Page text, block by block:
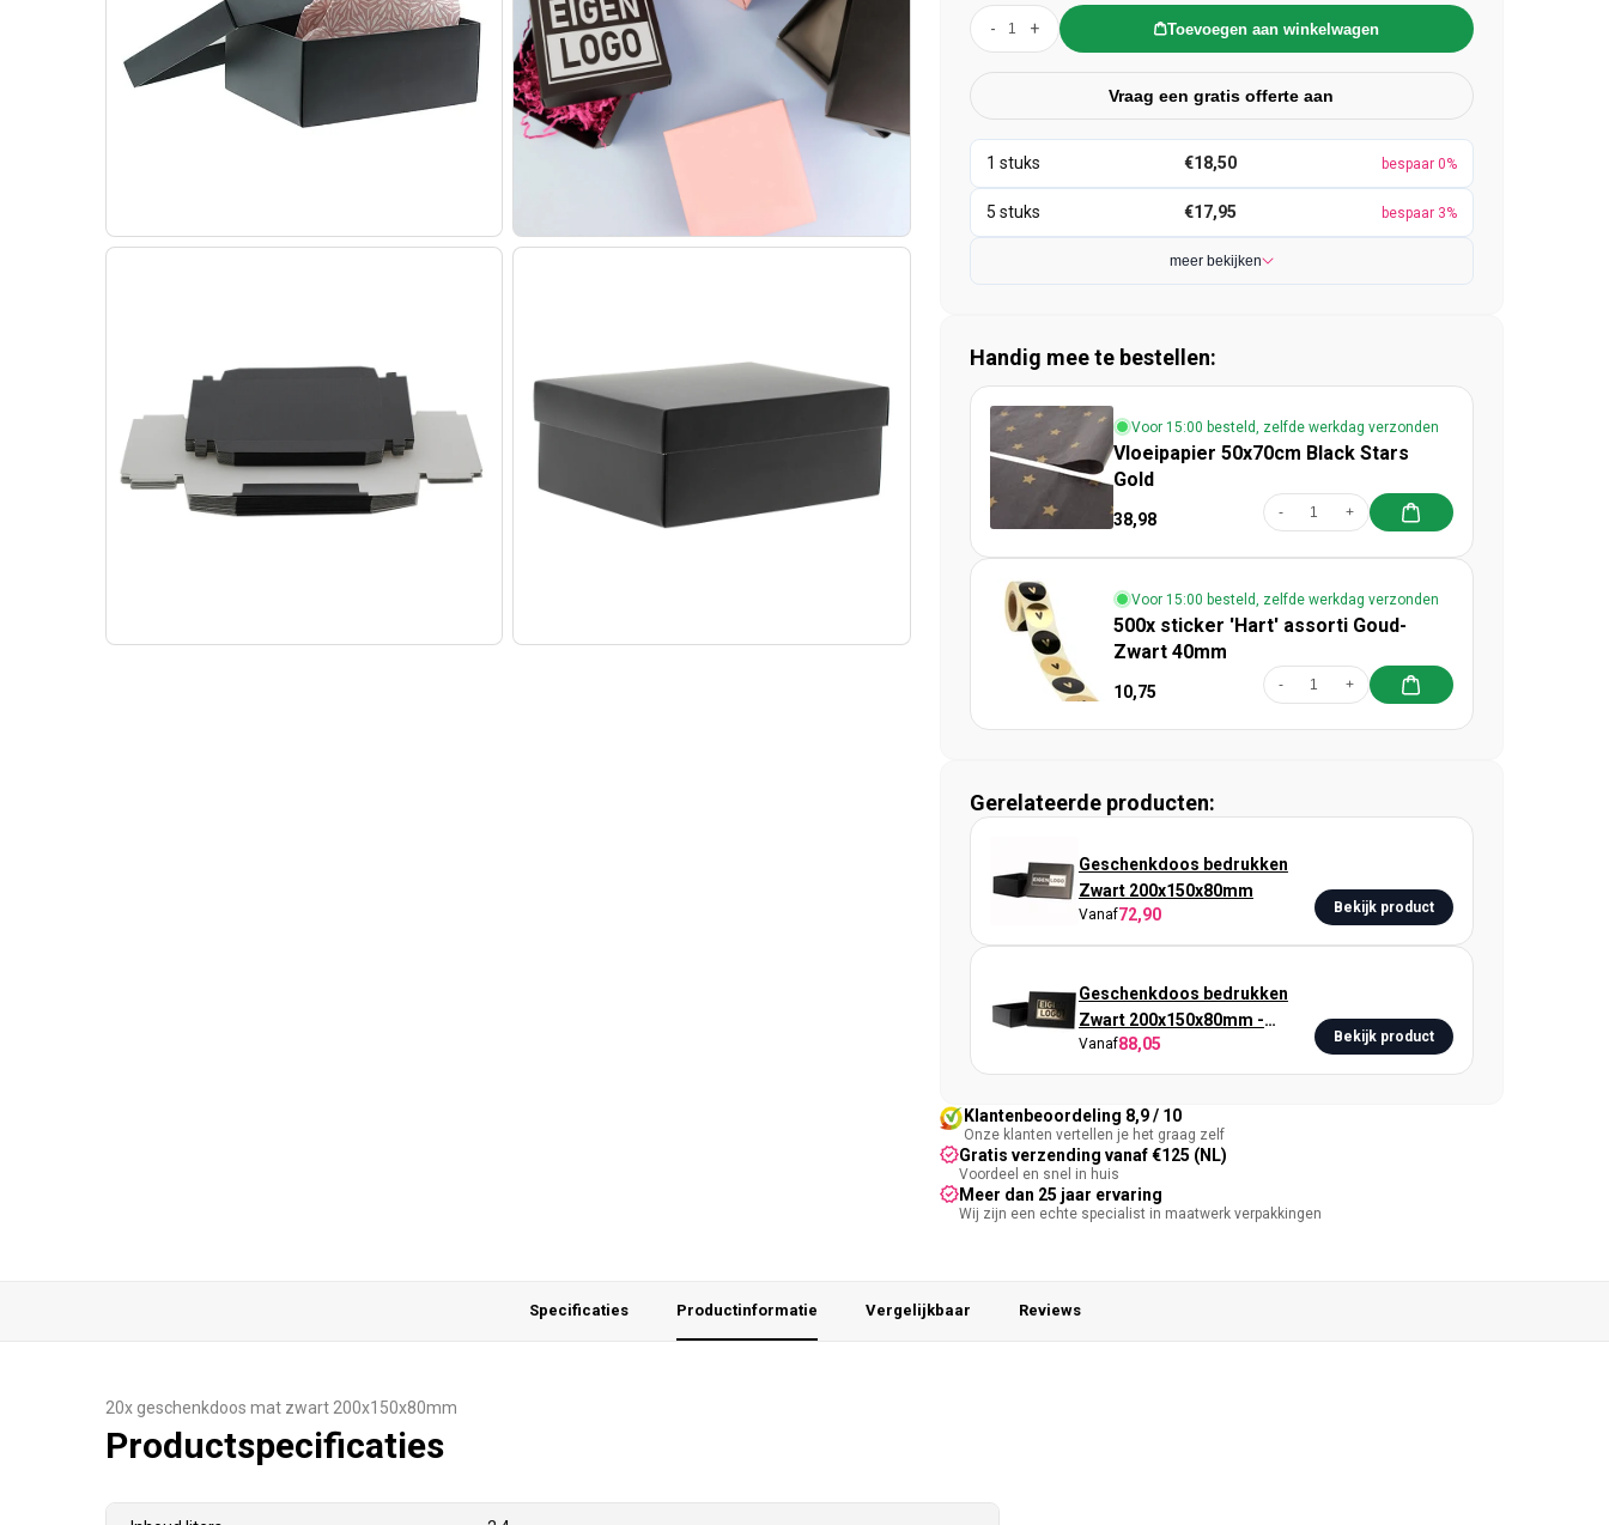
- + Toevoegen aan winkelwagen
Vraag een gratis offerte aan
€18,50 bespaar 0%
€17,95 bespaar 3%
meer bekijken
Handig mee te bestellen:
Voor 15:00 besteld, zelfde werkdag verzonden
Vloeipapier 50x70cm Black Stars
Gold
38,98 - +
Voor 15:00 besteld, zelfde werkdag verzonden
500x sticker 'Hart' assorti Goud-
Zwart 40mm
10,75 - +
Gerelateerde producten:
Geschenkdoos bedrukken
Zwart 200x150x80mm
Vanaf72,90 Bekijk product
Geschenkdoos bedrukken
Zwart 200x150x80mm -
Metallic
Vanaf88,05 Bekijk product
Klantenbeoordeling 8,9 / 10
Onze klanten vertellen je het graag zelf
Gratis verzending vanaf €125 (NL)
Voordeel en snel in huis
Meer dan 25 jaar ervaring
Wij zijn een echte specialist in maatwerk verpakkingen
Specificaties Productinformatie Vergelijkbaar Reviews
20x geschenkdoos mat zwart 200x150x80mm
Productspecificaties